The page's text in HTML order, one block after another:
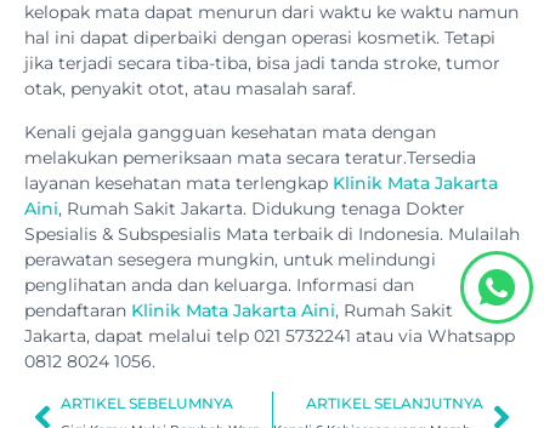
kelopak mata dapat menurun dari waktu ke waktu namun
hal ini dapat diperbaiki dengan operasi kosmetik. Tetapi
jika terjadi secara tiba-tiba, bisa jadi tanda stroke, tumor
otak, penyakit otot, atau masalah saraf.
Kenali gejala gangguan kesehatan mata dengan
melakukan pemeriksaan mata secara teratur.Tersedia
layanan kesehatan mata terlengkap Klinik Mata Jakarta
Aini, Rumah Sakit Jakarta. Didukung tenaga Dokter
Spesialis & Subspesialis Mata terbaik di Indonesia. Mulailah
perawatan sesegera mungkin, untuk melindungi
penglihatan anda dan keluarga. Informasi dan
pendaftaran Klinik Mata Jakarta Aini, Rumah Sakit
Jakarta, dapat melalui telp 021 5732241 atau via Whatsapp
0812 8024 1056.
ARTIKEL SEBELUMNYA ARTIKEL SELANJUTNYA